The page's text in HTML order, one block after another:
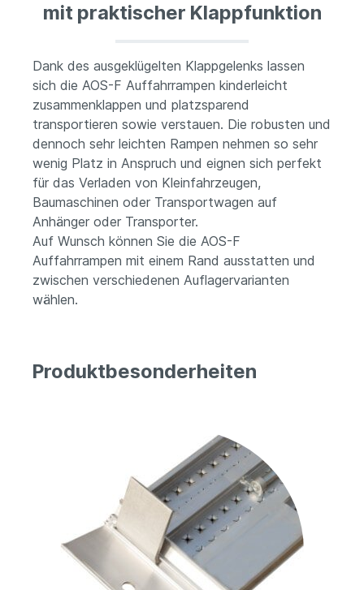
mit praktischer Klappfunktion
Dank des ausgeklügelten Klappgelenks lassen
sich die AOS-F Auffahrrampen kinderleicht
zusammenklappen und platzsparend
transportieren sowie verstauen. Die robusten und
dennoch sehr leichten Rampen nehmen so sehr
wenig Platz in Anspruch und eignen sich perfekt
für das Verladen von Kleinfahrzeugen,
Baumaschinen oder Transportwagen auf
Anhänger oder Transporter.
Auf Wunsch können Sie die AOS-F
Auffahrrampen mit einem Rand ausstatten und
zwischen verschiedenen Auflagervarianten
wählen.
Produktbesonderheiten